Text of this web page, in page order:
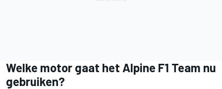
Welke motor gaat het Alpine F1 Team nu
gebruiken?